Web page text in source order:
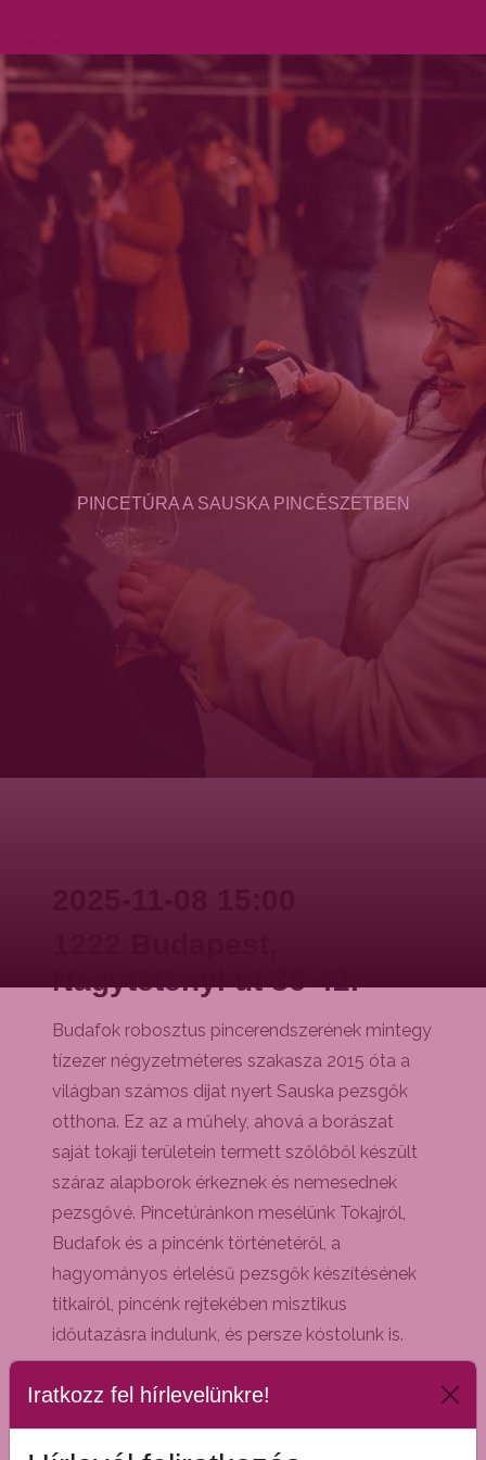
PINCETÚRA A SAUSKA PINCÉSZETBEN
Nagytétényi út 36-42.
Budafok robosztus pincerendszerének mintegy
tízezer négyzetméteres szakasza 2015 óta a
világban számos díjat nyert Sauska pezsgők
otthona. Ez az a műhely, ahová a borászat
saját tokaji területein termett szőlőből készült
száraz alapborok érkeznek és nemesednek
pezsgővé. Pincetúránkon mesélünk Tokajról,
Budafok és a pincénk történetéről, a
hagyományos érlelésű pezsgők készítésének
titkairól, pincénk rejtekében misztikus
időutazásra indulunk, és persze kóstolunk is.
A pezsgő megérdemelten az alkoholos italok
királynője. Sokan azonban elvesznek a
Iratkozz fel hírlevelünkre!